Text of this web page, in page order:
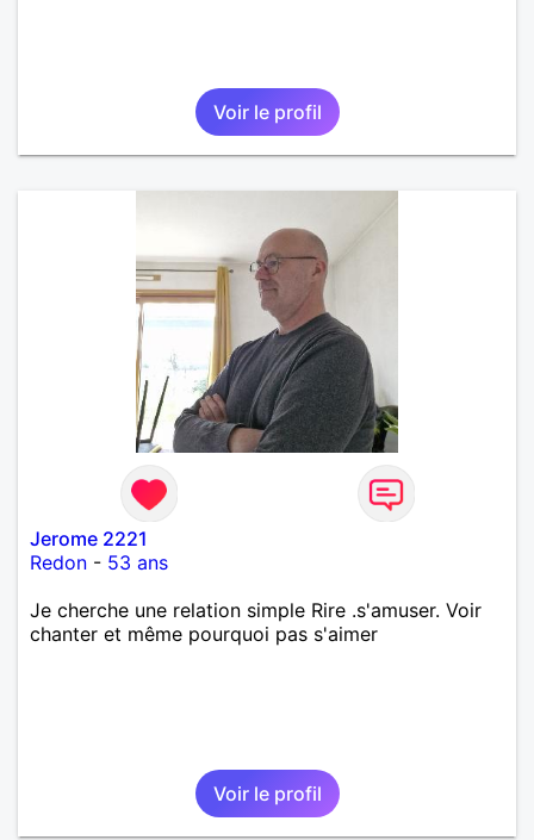
Voir le profil
Jerome 2221
Redon - 53 ans
Je cherche une relation simple Rire .s'amuser. Voir
chanter et même pourquoi pas s'aimer
Voir le profil